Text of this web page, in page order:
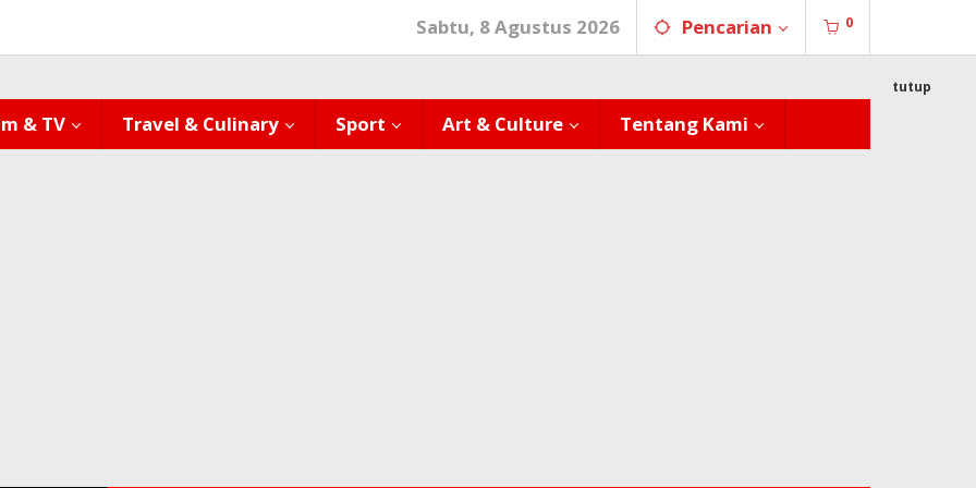
Sabtu, 8 Agustus 2026 Pencarian 0
& TV Travel & Culinary Sport Art & Culture Tentang Kami
tutup